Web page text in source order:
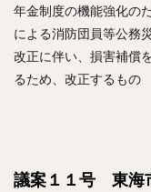
年金制度の機能強化の
による消防団員等公務
改正に伴い、損害補償
るため、改正するもの
議案１１号 東海